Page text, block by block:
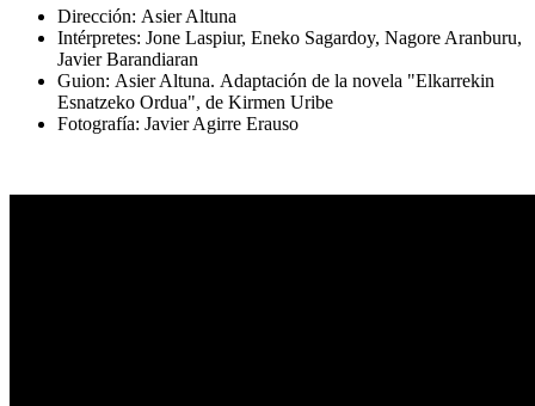
Dirección: Asier Altuna
Intérpretes: Jone Laspiur, Eneko Sagardoy, Nagore Aranburu,
Javier Barandiaran
Guion: Asier Altuna. Adaptación de la novela "Elkarrekin
Esnatzeko Ordua", de Kirmen Uribe
Fotografía: Javier Agirre Erauso